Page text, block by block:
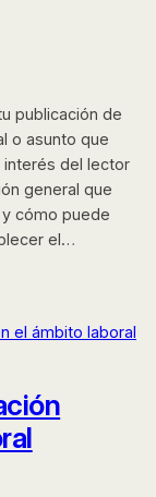
publicación de
o asunto que
interés del lector
general que
cómo puede
el…